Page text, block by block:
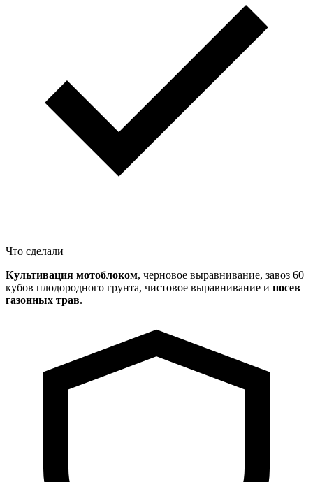
Что сделали
Культивация мотоблоком, черновое выравнивание, завоз 60
кубов плодородного грунта, чистовое выравнивание и посев
газонных трав.